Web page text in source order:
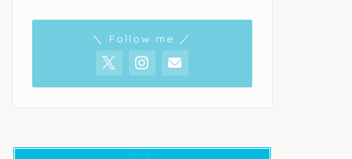
＼ Follow me ／